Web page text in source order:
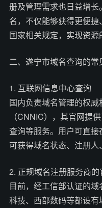
册及管理需求也日益增
名，不仅能够获得更便
国家相关规定，实现资源
二、遂宁市域名查询的常
1. 互联网信息中心查询
国内负责域名管理的权
（CNNIC），其官网提
查询等服务。用户可直
可获得域名状态、注册人
2. 正规域名注册服务商
目前，经工信部认证的
科技、西部数码等都设